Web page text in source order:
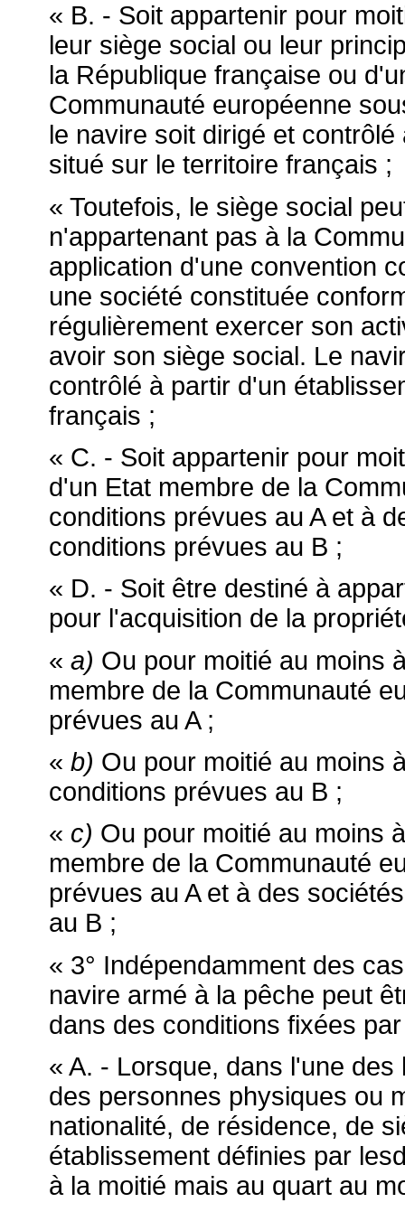
« B. - Soit appartenir pour
leur siège social ou leur
la République française ou
Communauté européenne
le navire soit dirigé et
situé sur le territoire français ;
« Toutefois, le siège social
n'appartenant pas à la
application d'une convention
une société constituée
régulièrement exercer son
avoir son siège social. Le
contrôlé à partir d'un
français ;
« C. - Soit appartenir pour
d'un Etat membre de la
conditions prévues au A et à
conditions prévues au B ;
« D. - Soit être destiné à
pour l'acquisition de la
« a) Ou pour moitié au moins
membre de la Communauté
prévues au A ;
« b) Ou pour moitié au moins
conditions prévues au B ;
« c) Ou pour moitié au moins
membre de la Communauté
prévues au A et à des
au B ;
« 3° Indépendamment des
navire armé à la pêche peut
dans des conditions fixées
« A. - Lorsque, dans l'une
des personnes physiques ou
nationalité, de résidence, de
établissement définies par
à la moitié mais au quart au